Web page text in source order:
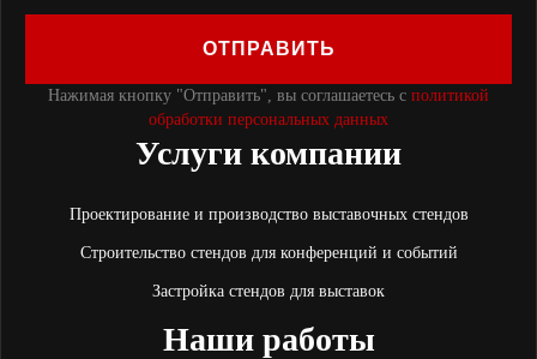
Услуги компании
Проектирование и производство выставочных стендов
Строительство стендов для конференций и событий
Застройка стендов для выставок
Наши работы
ОТПРАВИТЬ
Нажимая кнопку "Отправить", вы соглашаетесь с политикой
обработки персональных данных